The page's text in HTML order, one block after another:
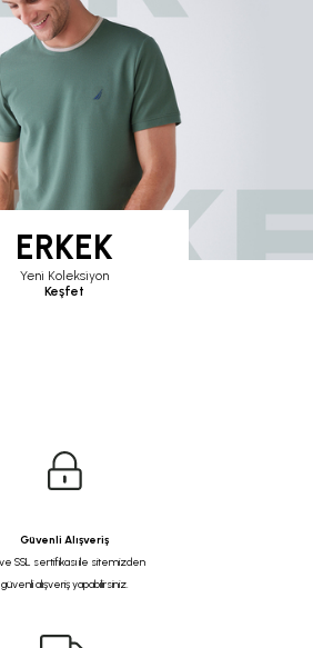
ERKEK
Yeni Koleksiyon
Keşfet
Güvenli Alışveriş
SSL sertifikası ile sitemizden
güvenli alışveriş yapabilirsiniz.